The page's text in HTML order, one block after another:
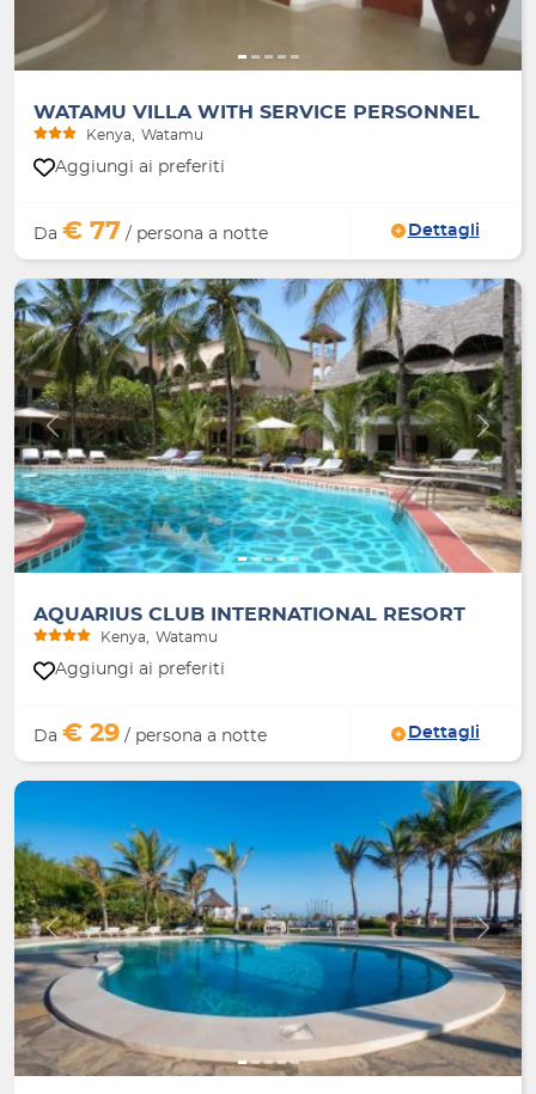
WATAMU VILLA WITH SERVICE PERSONNEL
Kenya Watamu
Aggiungi ai preferiti
Da € 77 / persona a notte Dettagli
Indietro Avanti
AQUARIUS CLUB INTERNATIONAL RESORT
Kenya Watamu
Aggiungi ai preferiti
Da € 29 / persona a notte Dettagli
Indietro Avanti